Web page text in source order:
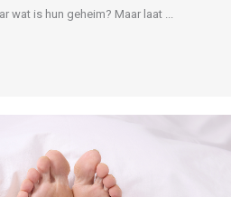
wat is hun geheim? Maar laat ...